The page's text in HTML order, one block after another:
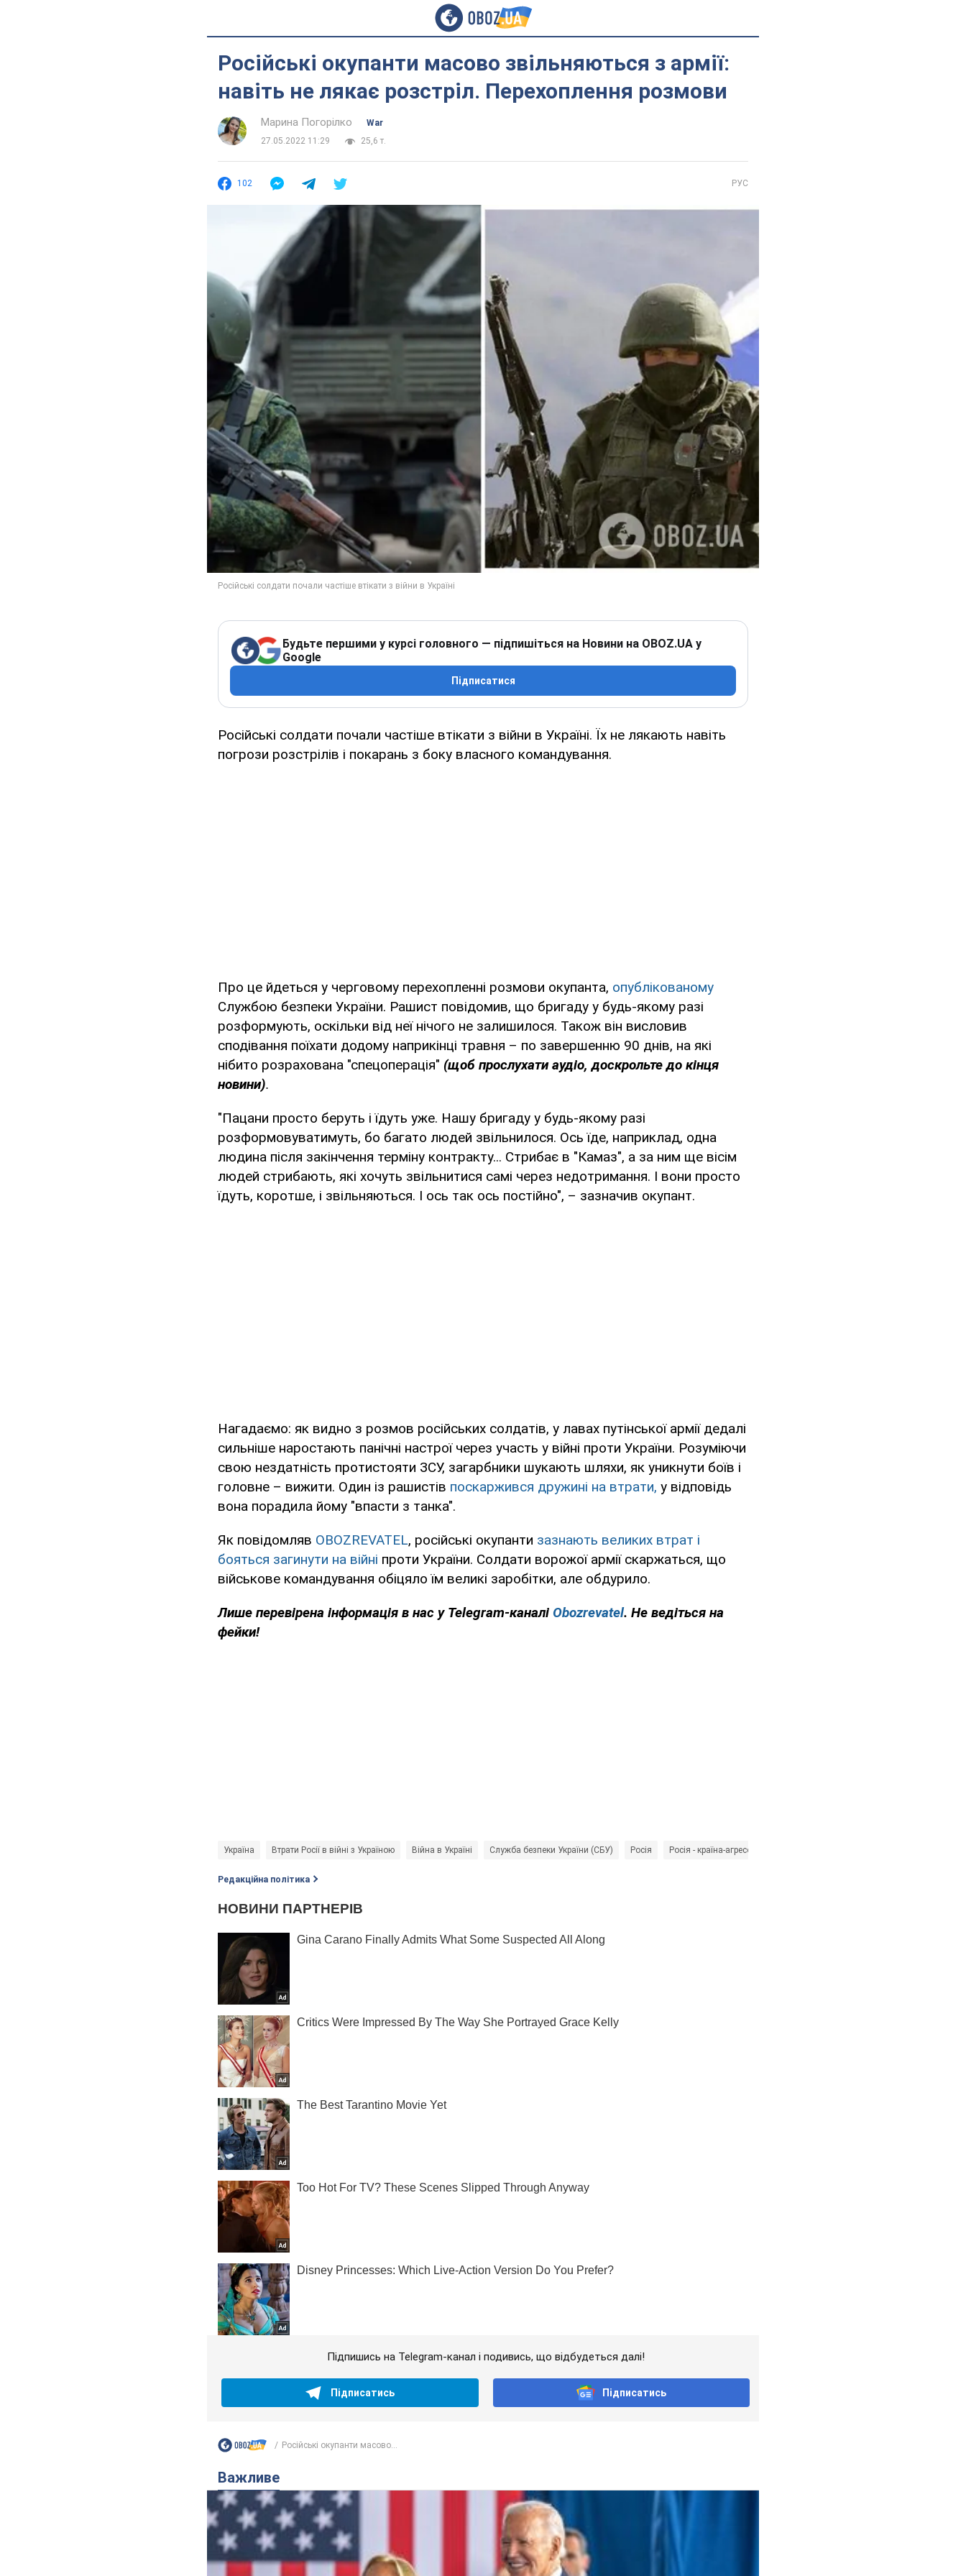
Російські окупанти масово звільняються з армії:
навіть не лякає розстріл. Перехоплення розмови
Марина Погорілко
War
27.05.2022 11:29
25,6 т.
102 РУС
Будьте першими у курсі головного — підпишіться на Новини на OBOZ.UA у
Google
Підписатися
Російські солдати почали частіше втікати з війни в Україні. Їх не лякають навіть
погрози розстрілів і покарань з боку власного командування.
Про це йдеться у черговому перехопленні розмови окупанта, опублікованому
Службою безпеки України. Рашист повідомив, що бригаду у будь-якому разі
розформують, оскільки від неї нічого не залишилося. Також він висловив
сподівання поїхати додому наприкінці травня – по завершенню 90 днів, на які
нібито розрахована "спецоперація" (щоб прослухати аудіо, доскрольте до кінця
новини).
"Пацани просто беруть і їдуть уже. Нашу бригаду у будь-якому разі
розформовуватимуть, бо багато людей звільнилося. Ось їде, наприклад, одна
людина після закінчення терміну контракту... Стрибає в "Камаз", а за ним ще вісім
людей стрибають, які хочуть звільнитися самі через недотримання. І вони просто
їдуть, коротше, і звільняються. І ось так ось постійно", – зазначив окупант.
Нагадаємо: як видно з розмов російських солдатів, у лавах путінської армії дедалі
сильніше наростають панічні настрої через участь у війні проти України. Розуміючи
свою нездатність протистояти ЗСУ, загарбники шукають шляхи, як уникнути боїв і
головне – вижити. Один із рашистів поскаржився дружині на втрати, у відповідь
вона порадила йому "впасти з танка".
Як повідомляв OBOZREVATEL, російські окупанти зазнають великих втрат і
бояться загинути на війні проти України. Солдати ворожої армії скаржаться, що
військове командування обіцяло їм великі заробітки, але обдурило.
Лише перевірена інформація в нас у Telegram-каналі Obozrevatel. Не ведіться на
фейки!
Україна Втрати Росії в війні з Україною Війна в Україні Служба безпеки України (СБУ) Росія Росія - країна-агресор
Редакційна політика
Підпишись на Telegram-канал і подивись, що відбудеться далі!
Підписатись Підписатись
Російські окупанти масово...
Важливе